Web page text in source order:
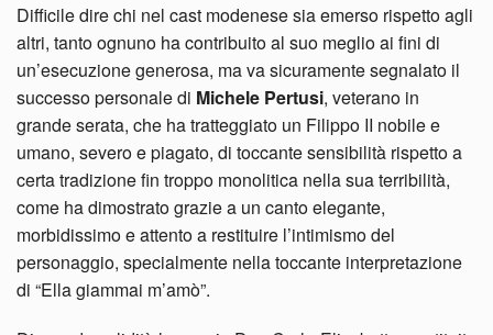
Difficile dire chi nel cast modenese sia emerso rispetto agli
altri, tanto ognuno ha contribuito al suo meglio ai fini di
un’esecuzione generosa, ma va sicuramente segnalato il
successo personale di Michele Pertusi, veterano in
grande serata, che ha tratteggiato un Filippo II nobile e
umano, severo e piagato, di toccante sensibilità rispetto a
certa tradizione fin troppo monolitica nella sua terribilità,
come ha dimostrato grazie a un canto elegante,
morbidissimo e attento a restituire l’intimismo del
personaggio, specialmente nella toccante interpretazione
di “Ella giammai m’amò”.